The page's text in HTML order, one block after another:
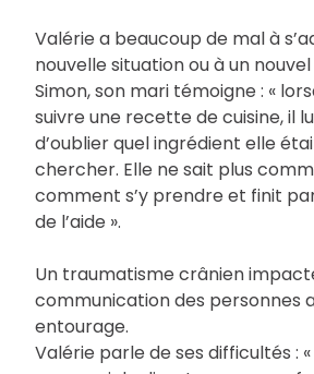
Valérie a beaucoup de mal à
nouvelle situation ou à un
Simon, son mari témoigne : «
suivre une recette de cuisine, il
d’oublier quel ingrédient elle
chercher. Elle ne sait plus
comment s’y prendre et finit
de l’aide ».
Un traumatisme crânien
communication des personnes
entourage.
Valérie parle de ses difficultés :